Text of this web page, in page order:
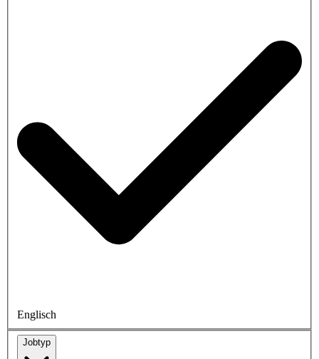
Englisch
Jobtyp